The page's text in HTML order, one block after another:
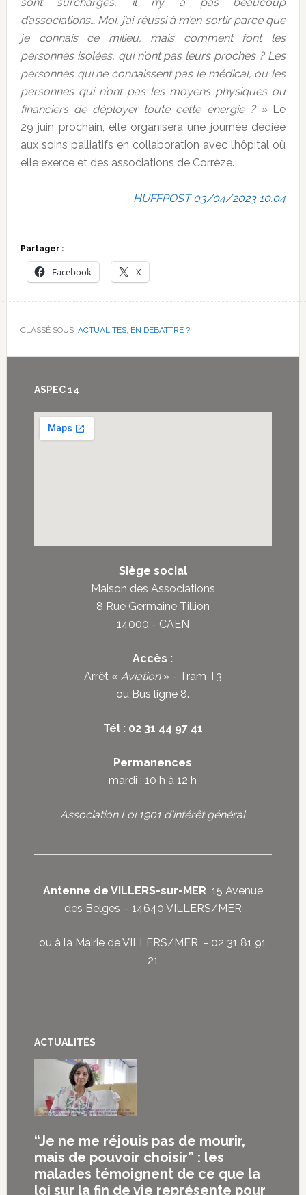
sont surchargés, il n’y a pas beaucoup
d’associations… Moi, j’ai réussi à m’en sortir parce que
je connais ce milieu, mais comment font les
personnes isolées, qui n’ont pas leurs proches ? Les
personnes qui ne connaissent pas le médical, ou les
personnes qui n’ont pas les moyens physiques ou
financiers de déployer toute cette énergie ? » Le
29 juin prochain, elle organisera une journée dédiée
aux soins palliatifs en collaboration avec l’hôpital où
elle exerce et des associations de Corrèze.
HUFFPOST 03/04/2023 10:04
Partager :
Facebook X
CLASSÉ SOUS :ACTUALITÉS, EN DÉBATTRE ?
Footer
ASPEC 14
Siège social
Maison des Associations
8 Rue Germaine Tillion
14000 - CAEN
Accès :
Arrêt « Aviation» - Tram T3
ou Bus ligne 8.
Tél : 02 31 44 97 41
Permanences
mardi : 10 h à 12 h
Association Loi 1901 d'intérêt général
Antenne de VILLERS-sur-MER15 Avenue
des Belges – 14640 VILLERS/MER
ou à la Mairie de VILLERS/MER - 02 31 81 91
21
ACTUALITÉS
“Je ne me réjouis pas de mourir,
mais de pouvoir choisir” : les
malades témoignent de ce que la
loi sur la fin de vie représente pour